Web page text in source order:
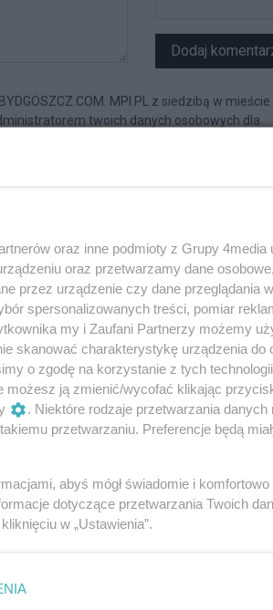
Dodaj
MPI.PL z siedzibą w mieście
twoich danych osobowych dla
24 ust. 1 pkt 3 i 4 ustawy o ochronie danych
przysługuje prawo dostępu do treści
swój komentarz.
oraz inne podmioty z Grupy
oraz przetwarzamy dane
przez urządzenie czy dane przeglądania
spersonalizowanych treści, pomiar
my i Zaufani Partnerzy możemy
skanować charakterystykę urządzenia do
o zgodę na korzystanie z tych
możesz ją zmienić/wycofać klikając
. Niektóre rodzaje przetwarzania
przetwarzaniu. Preferencje będą
abyś mógł świadomie i
dotyczące przetwarzania Twoich
w „Ustawienia”.